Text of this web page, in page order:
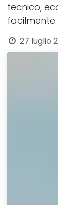
tecnico,
facilmente
27 luglio